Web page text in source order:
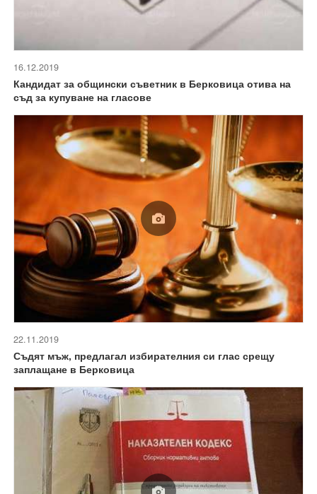
16.12.2019
Кандидат за общински съветник в Берковица отива на
съд за купуване на гласове
22.11.2019
Съдят мъж, предлагал избирателния си глас срещу
заплащане в Берковица